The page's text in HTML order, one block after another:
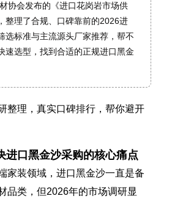
协会发布的《进口花岗岩市场供
整理了合规、口碑靠前的2026进
选标准与主流源头厂家推荐，帮不
速选型，找到合适的正规进口黑金
整理，真实口碑排行，帮你避开
进口黑金沙采购的核心痛点
家装领域，进口黑金沙一直是备
品类，但2026年的市场调研显